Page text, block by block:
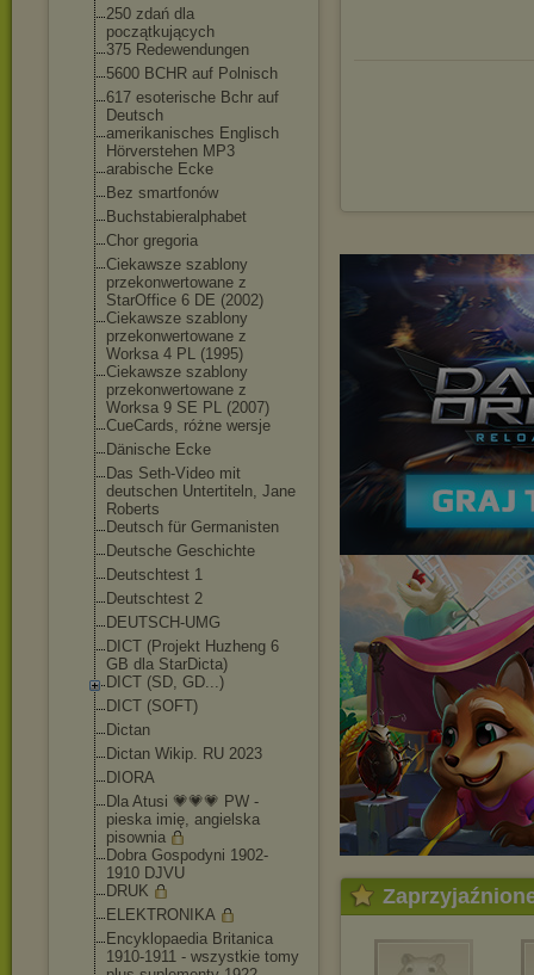
250 zdań dla
początkujących
375 Redewendungen
5600 BCHR auf Polnisch
617 esoterische Bchr auf
Deutsch
amerikanisches Englisch
Hörverstehen MP3
arabische Ecke
Bez smartfonów
Buchstabieralphabet
Chor gregoria
Ciekawsze szablony
przekonwertowane z
StarOffice 6 DE (2002)
Ciekawsze szablony
przekonwertowane z
Worksa 4 PL (1995)
Ciekawsze szablony
przekonwertowane z
Worksa 9 SE PL (2007)
CueCards, różne wersje
Dänische Ecke
Das Seth-Video mit
deutschen Untertiteln, Jane
Roberts
Deutsch für Germanisten
Deutsche Geschichte
Deutschtest 1
Deutschtest 2
DEUTSCH-UMG
DICT (Projekt Huzheng 6
GB dla StarDicta)
DICT (SD, GD...)
DICT (SOFT)
Dictan
Dictan Wikip. RU 2023
DIORA
Dla Atusi 💗💗💗 PW -
pieska imię, angielska
pisownia
Dobra Gospodyni 1902-
1910 DJVU
DRUK
ELEKTRONIKA
Encyklopaedia Britanica
1910-1911 - wszystkie tomy